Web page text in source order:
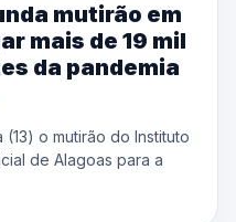
mutirão em
mais de 19 mil
da pandemia
o mutirão do Instituto
de Alagoas para a